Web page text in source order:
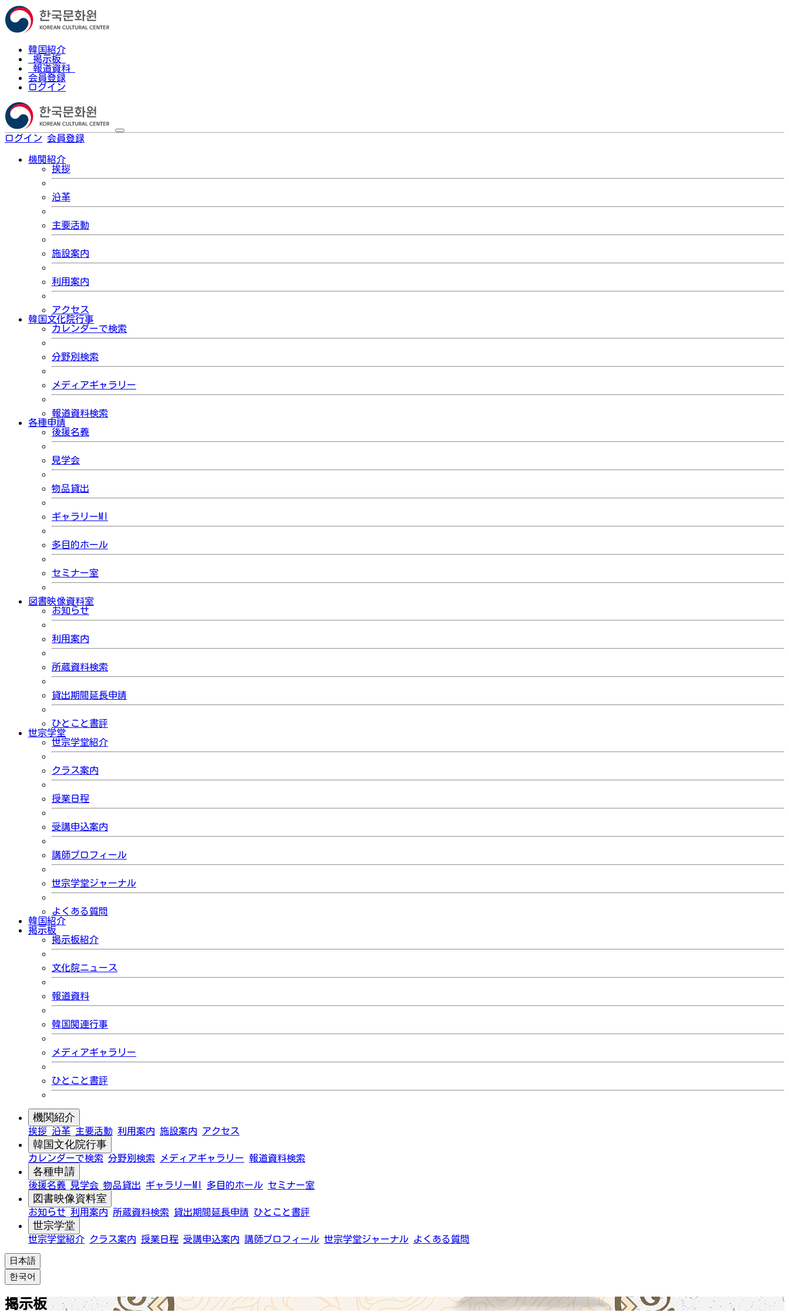
韓国紹介
掲示板
報道資料
会員登録
ログイン
ログイン 会員登録
機関紹介
挨拶
沿革
主要活動
施設案内
利用案内
アクセス
韓国文化院行事
カレンダーで検索
分野別検索
メディアギャラリー
報道資料検索
各種申請
後援名義
見学会
物品貸出
ギャラリーMI
多目的ホール
セミナー室
図書映像資料室
お知らせ
利用案内
所蔵資料検索
貸出期間延長申請
ひとこと書評
世宗学堂
世宗学堂紹介
クラス案内
授業日程
受講申込案内
講師プロフィール
世宗学堂ジャーナル
よくある質問
韓国紹介
掲示板
掲示板紹介
文化院ニュース
報道資料
韓国関連行事
メディアギャラリー
ひとこと書評
機関紹介
挨拶 沿革 主要活動 利用案内 施設案内 アクセス
韓国文化院行事
カレンダーで検索 分野別検索 メディアギャラリー 報道資料検索
各種申請
後援名義 見学会 物品貸出 ギャラリーMI 多目的ホール セミナー室
図書映像資料室
お知らせ 利用案内 所蔵資料検索 貸出期間延長申請 ひとこと書評
世宗学堂
世宗学堂紹介 クラス案内 授業日程 受講申込案内 講師プロフィール 世宗学堂ジャーナル よくある質問
日本語
한국어
掲示板